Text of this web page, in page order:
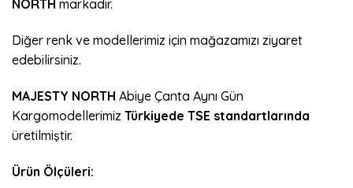
NORTH markadır.
Diğer renk ve modellerimiz için mağazamızı ziyaret
edebilirsiniz.
MAJESTY NORTH Abiye Çanta Aynı Gün
Kargomodellerimiz Türkiyede TSE standartlarında
üretilmiştir.
Ürün Ölçüleri: